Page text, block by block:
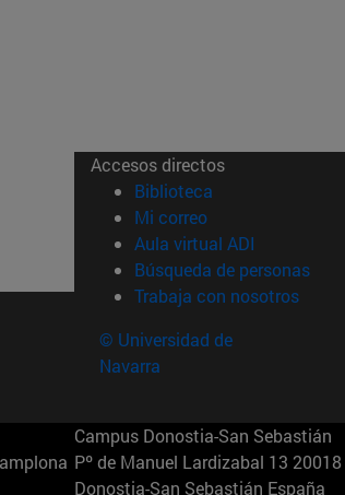
Accesos directos
Biblioteca (abre en nueva
Mi correo(abre en nueva
Aula virtual ADI (abre en
Búsqueda de personas
Trabaja con nosotros(abre
© Universidad de
Navarra
Campus Donostia-San Sebastián
Pº de Manuel Lardizabal 13 20018
Donostia-San Sebastián España